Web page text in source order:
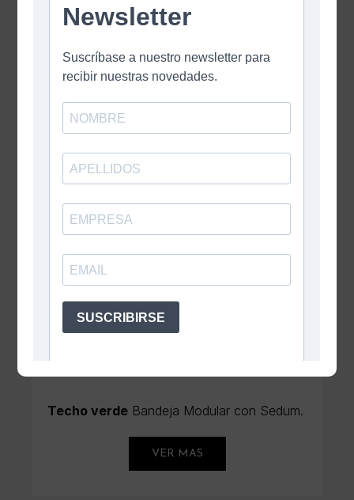
Techo verdeBandeja Modular con Sedum.
Techo verde Bandeja Modular con Sedum.
VER MAS